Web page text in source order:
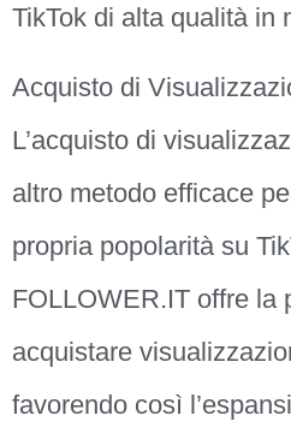
TikTok di alta qualità in
Acquisto di
L’acquisto di
altro metodo efficace
propria popolarità su
FOLLOWER.IT offre la
acquistare
favorendo così